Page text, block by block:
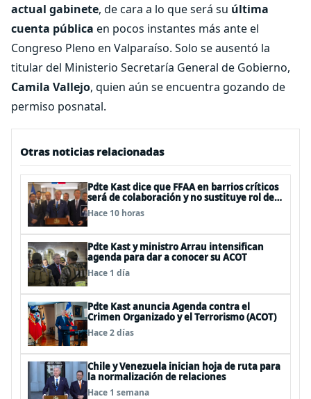
actual gabinete, de cara a lo que será su última
cuenta pública en pocos instantes más ante el
Congreso Pleno en Valparaíso. Solo se ausentó la
titular del Ministerio Secretaría General de Gobierno,
Camila Vallejo, quien aún se encuentra gozando de
permiso posnatal.
Otras noticias relacionadas
Pdte Kast dice que FFAA en barrios críticos
será de colaboración y no sustituye rol de
policías en control del orden público
Hace 10 horas
Pdte Kast y ministro Arrau intensifican
agenda para dar a conocer su ACOT
Hace 1 día
Pdte Kast anuncia Agenda contra el
Crimen Organizado y el Terrorismo (ACOT)
Hace 2 días
Chile y Venezuela inician hoja de ruta para
la normalización de relaciones
Hace 1 semana